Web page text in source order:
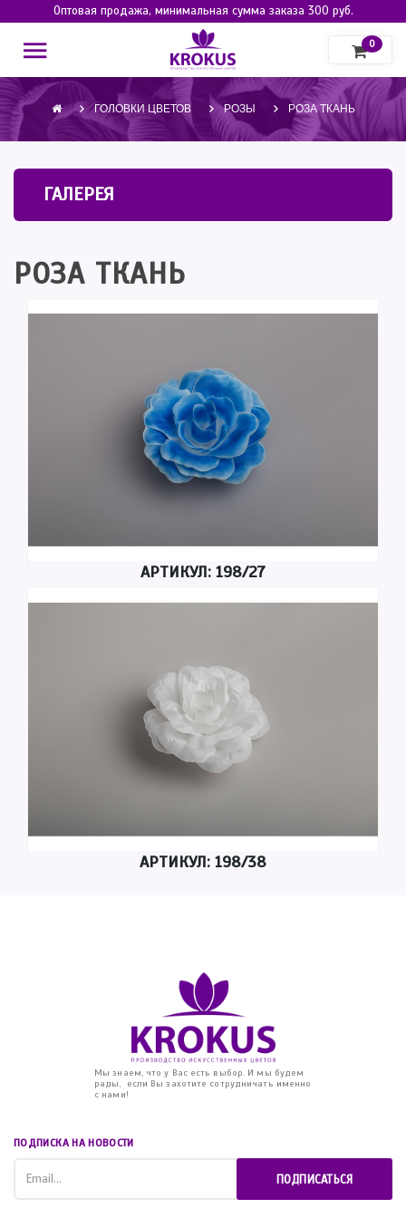
Оптовая продажа, минимальная сумма заказа 300 руб.
0
ГОЛОВКИ ЦВЕТОВ РОЗЫ РОЗА ТКАНЬ
ГАЛЕРЕЯ
РОЗА ТКАНЬ
АРТИКУЛ: 198/27
АРТИКУЛ: 198/38
Мы знаем, что у Вас есть выбор. И мы будем
рады, если Вы захотите сотрудничать именно
с нами!
ПОДПИСКА НА НОВОСТИ
ПОДПИСАТЬСЯ